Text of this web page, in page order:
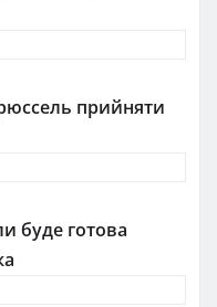
прийняти
буде готова